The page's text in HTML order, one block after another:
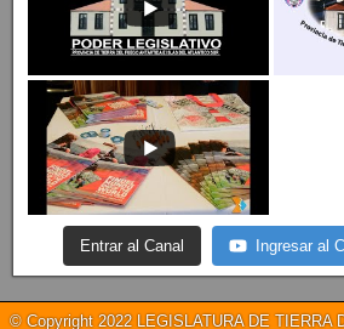
Entrar al Canal Ingresar al
© Copyright 2022 LEGISLATURA DE TIERRA